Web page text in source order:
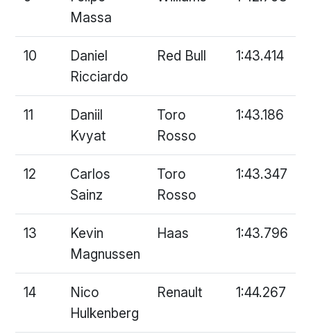
Massa
10
Daniel
Ricciardo
Red Bull 1:43.414
11
Daniil
Kvyat
Toro
Rosso
1:43.186
12
Carlos
Sainz
Toro
Rosso
1:43.347
13
Kevin
Magnussen
Haas 1:43.796
14
Nico
Hulkenberg
Renault 1:44.267